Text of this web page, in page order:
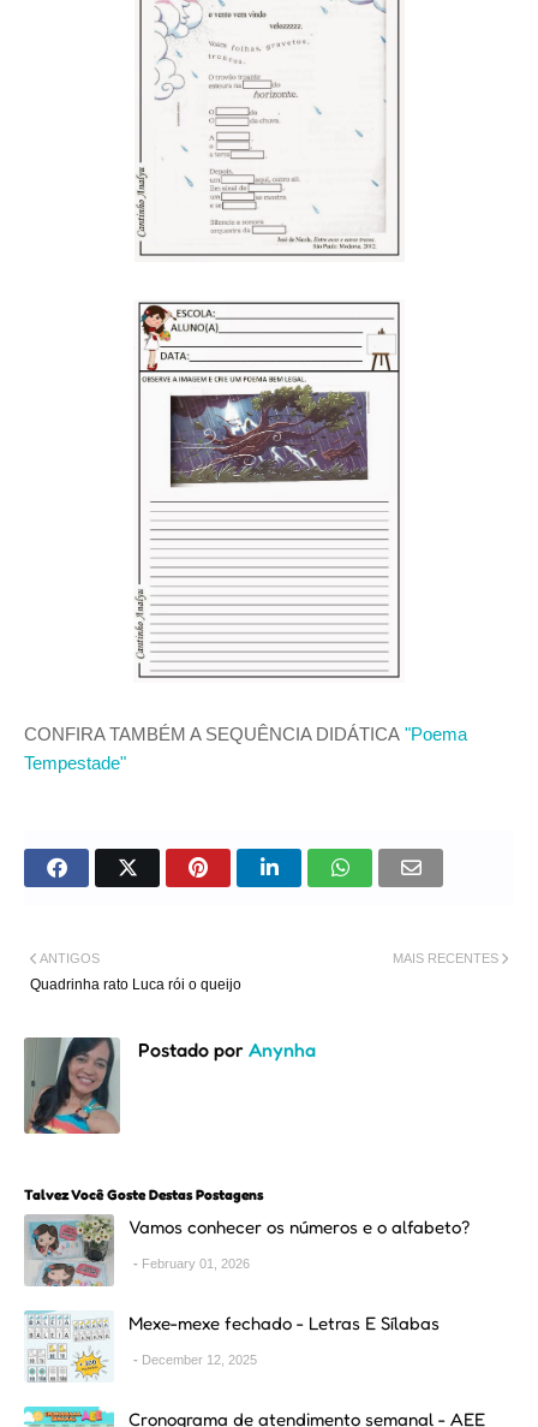
CONFIRA TAMBÉM A SEQUÊNCIA DIDÁTICA "Poema
Tempestade"
MAIS RECENTES
ANTIGOS
Quadrinha rato Luca rói o queijo
Postado por Anynha
Talvez Você Goste Destas Postagens
Vamos conhecer os números e o alfabeto?
February 01, 2026
Mexe-mexe fechado - Letras E Sílabas
December 12, 2025
Cronograma de atendimento semanal - AEE